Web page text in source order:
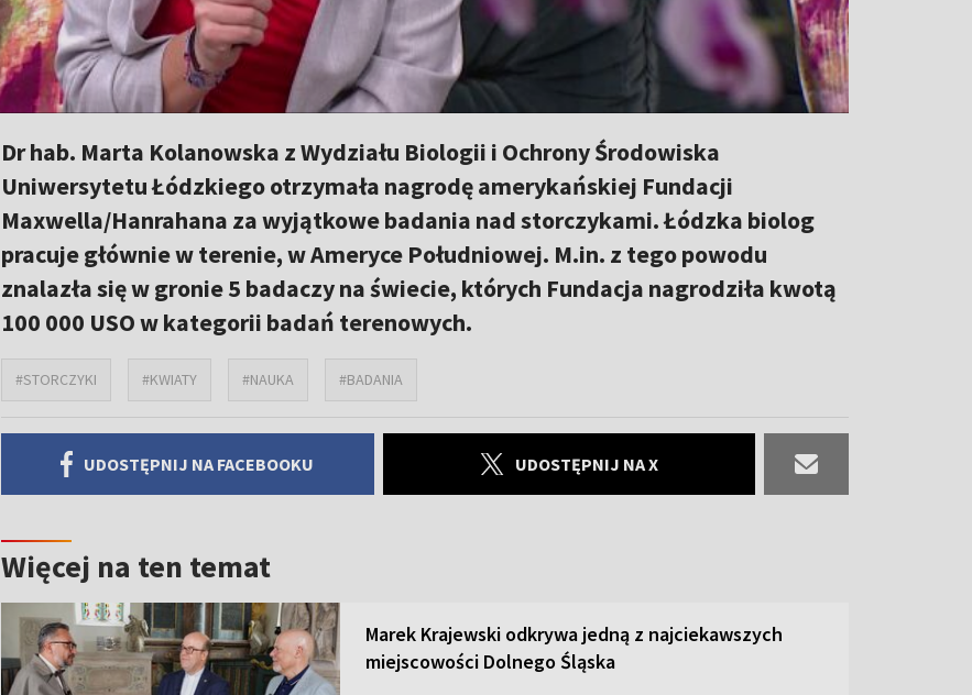
Dr hab. Marta Kolanowska z Wydziału Biologii i Ochrony Środowiska
Uniwersytetu Łódzkiego otrzymała nagrodę amerykańskiej Fundacji
Maxwella/Hanrahana za wyjątkowe badania nad storczykami. Łódzka biolog
pracuje głównie w terenie, w Ameryce Południowej. M.in. z tego powodu
znalazła się w gronie 5 badaczy na świecie, których Fundacja nagrodziła kwotą
100 000 USO w kategorii badań terenowych.
#STORCZYKI #KWIATY #NAUKA #BADANIA
UDOSTĘPNIJ NA FACEBOOKU UDOSTĘPNIJ NA X
Więcej na ten temat
Marek Krajewski odkrywa jedną z najciekawszych
miejscowości Dolnego Śląska